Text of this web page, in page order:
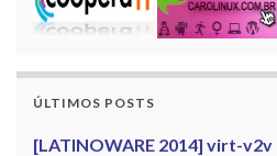
ÚLTIMOS POSTS
[LATINOWARE 2014] virt-